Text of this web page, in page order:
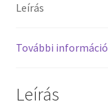
Leírás
További
Leírás